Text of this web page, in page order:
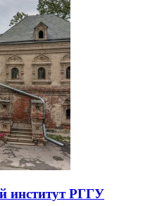
институт РГГУ